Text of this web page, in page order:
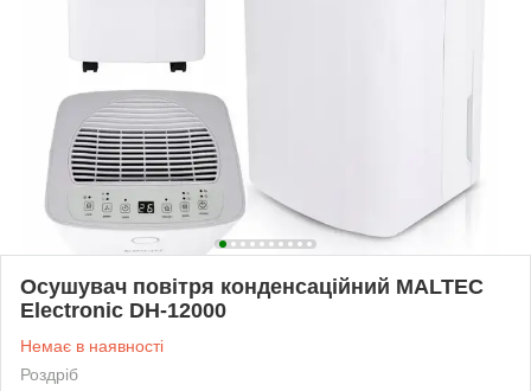
Осушувач повітря конденсаційний MALTEC
Electronic DH-12000
Немає в наявності
Роздріб